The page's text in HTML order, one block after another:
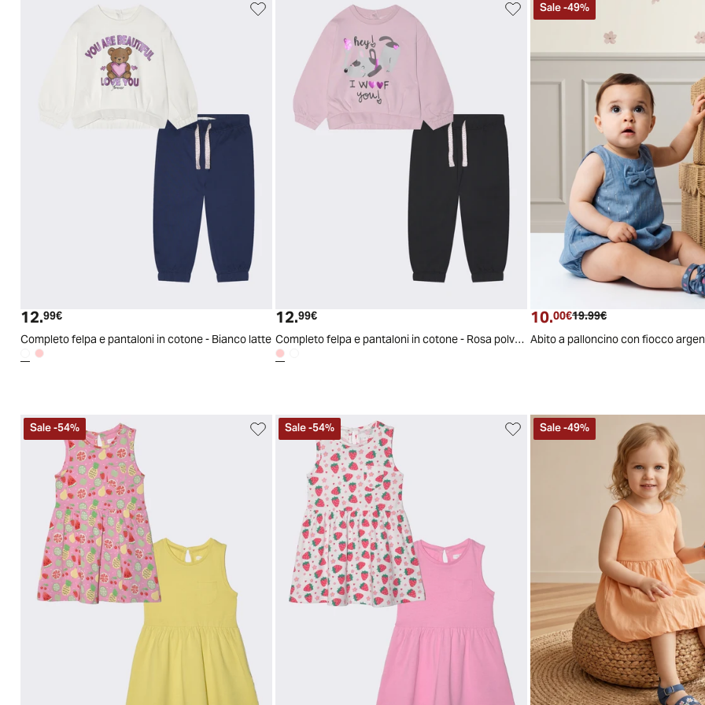
24/3030/36
Prezzo attuale
12.99€
Completo felpa e pantaloni in cotone - Bianco latte
24/3030/36
Prezzo attuale
12.99€
Completo felpa e pantaloni in cotone - Rosa polvere
Sale-49%
9/1212/1818/2424/3030/36
Prezzo attuale
10.00€ Prezzo originale
19.99€
Abito a palloncino con fiocco
Sale-54% Sale-54% Sale-49%